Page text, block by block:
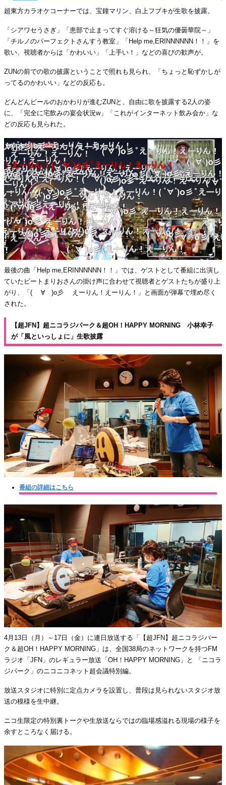
超東方カラオケコーナーでは、宝鐘マリン、白上フブキが生歌を披露。
「シアワセうさぎ」「患部で止まってすぐ溶ける～狂気の優曇華院～」
「チルノのパーフェクトさんすう教室」「Help me,ERINNNNNN！！」を
歌い、視聴者からは「かわいい」「上手い！」などの喜びの歓声が。
ZUNの前での歌の披露ということで照れも見られ、「ちょっと恥ずかしが
ってるのかわいい」などの反応も。
どんどんビールのおかわりが進むZUNと、自由に歌を披露する2人の姿
に、「完全に宅飲みの宴会状況w」「これがインターネット飲み会か」な
どの反応も見られた。
最後の曲「Help me,ERINNNNNN！！」では、ゲストとして番組に出演し
ていたビートまりおさんの掛け声に合わせて視聴者とゲストたちが盛り上
がり、「( ゚∀゚)o彡 ゚えーりん！えーりん！」と画面が弾幕で埋め尽く
された。
【超JFN】超ニコラジパーク＆超OH！HAPPY MORNING 小林幸子
が「風といっしょに」生歌披露
番組の詳細はこちら
4月13日（月）～17日（金）に連日放送する「【超JFN】超ニコラジパー
ク＆超OH！HAPPY MORNING」は、全国38局のネットワークを持つFM
ラジオ「JFN」のレギュラー放送「OH！HAPPY MORNING」と 「ニコラ
ジパーク」のニコニコネット超会議特別編。
放送スタジオに特別に定点カメラを設置し、普段は見られないスタジオ放
送の模様を生中継。
ニコ生限定の特別裏トークや生放送ならではの臨場感溢れる現場の様子を
余すところなく届ける。